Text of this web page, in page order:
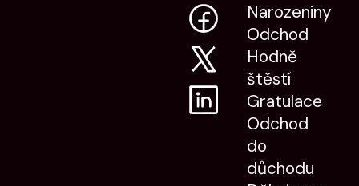
Narozeniny
Odchod
Hodně
štěstí
Gratulace
Odchod
do
důchodu